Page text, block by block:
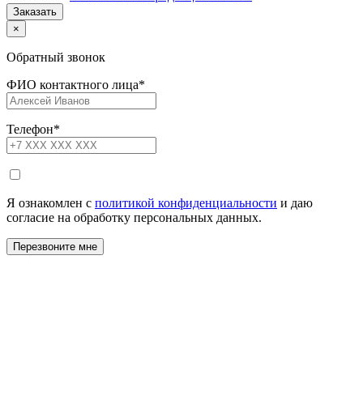
×
Обратный звонок
ФИО контактного лица*
Телефон*
Я ознакомлен с политикой конфиденциальности и даю
согласие на обработку персональных данных.